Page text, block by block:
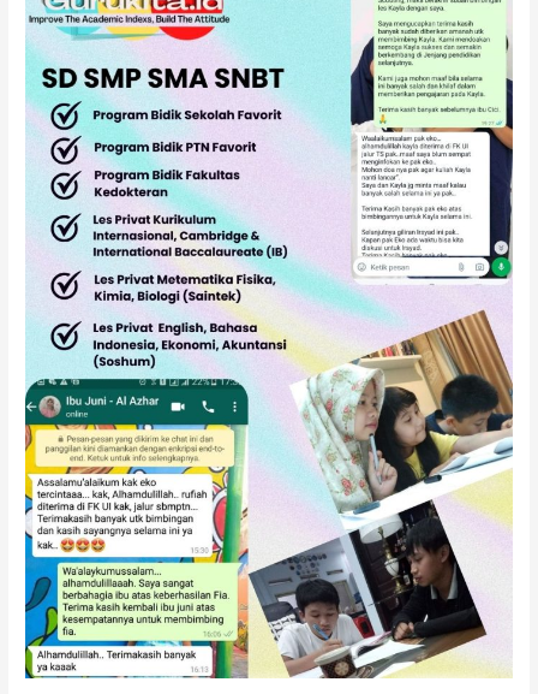
Privat
Kebon
Jeruk,
Jakarta
Barat.
SMP
SMA
SNBT